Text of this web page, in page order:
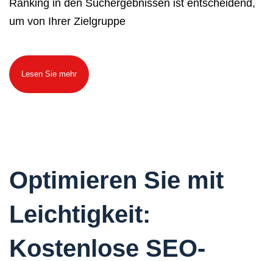
Ranking in den Suchergebnissen ist entscheidend,
um von Ihrer Zielgruppe
Lesen Sie mehr
Optimieren Sie mit
Leichtigkeit:
Kostenlose SEO-